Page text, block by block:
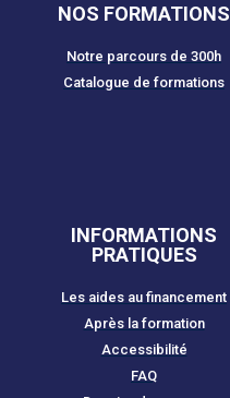
NOS FORMATIONS
Notre parcours de 300h
Catalogue de formations
INFORMATIONS
PRATIQUES
Les aides au financement
Après la formation
Accessibilité
FAQ